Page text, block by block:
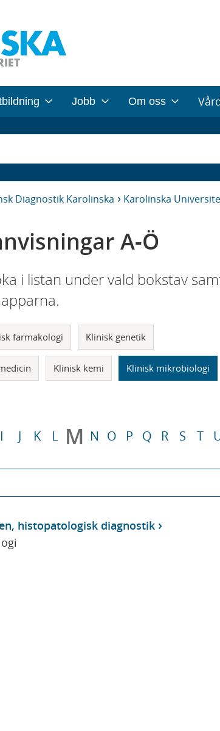
Jobb Om oss
Diagnostik Karolinska Karolinska
A-Ö
i listan under vald bokstav
farmakologi Klinisk genetik
Klinisk kemi Klinisk mikrobiologi
I J K L M N O P Q R S T
histopatologisk diagnostik